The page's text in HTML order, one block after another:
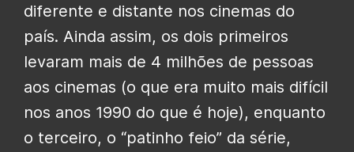
diferente e distante nos cinemas do
país. Ainda assim, os dois primeiros
levaram mais de 4 milhões de pessoas
aos cinemas (o que era muito mais difícil
nos anos 1990 do que é hoje), enquanto
o terceiro, o “patinho feio” da série,